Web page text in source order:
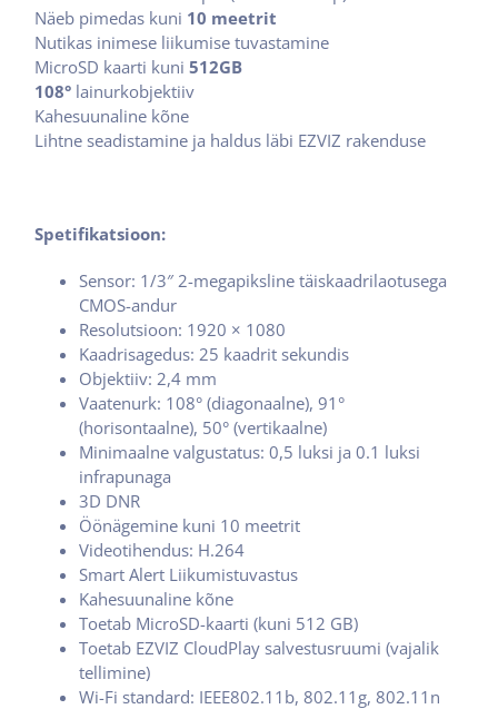
Näeb pimedas kuni 10 meetrit
Nutikas inimese liikumise tuvastamine
MicroSD kaarti kuni 512GB
108° lainurkobjektiiv
Kahesuunaline kõne
Lihtne seadistamine ja haldus läbi EZVIZ rakenduse
Spetifikatsioon:
Sensor: 1/3″ 2-megapiksline täiskaadrilaotusega
CMOS-andur
Resolutsioon: 1920 × 1080
Kaadrisagedus: 25 kaadrit sekundis
Objektiiv: 2,4 mm
Vaatenurk: 108° (diagonaalne), 91°
(horisontaalne), 50° (vertikaalne)
Minimaalne valgustatus: 0,5 luksi ja 0.1 luksi
infrapunaga
3D DNR
Öönägemine kuni 10 meetrit
Videotihendus: H.264
Smart Alert Liikumistuvastus
Kahesuunaline kõne
Toetab MicroSD-kaarti (kuni 512 GB)
Toetab EZVIZ CloudPlay salvestusruumi (vajalik
tellimine)
Wi-Fi standard: IEEE802.11b, 802.11g, 802.11n